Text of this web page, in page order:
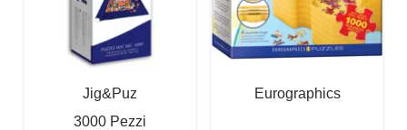
Jig&Puz
3000 Pezzi
Eurographics